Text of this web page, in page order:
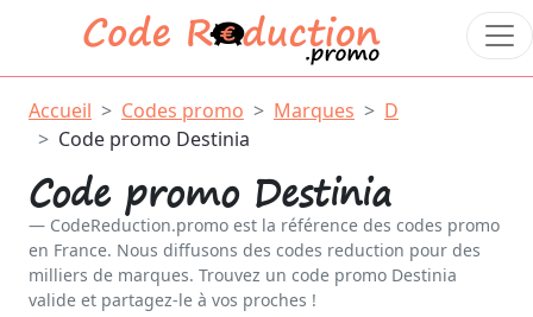
Accueil Codes promo Marques
D
Code promo Destinia
Code promo Destinia
CodeReduction.promo est la référence des codes promo
en France. Nous diffusons des codes reduction pour des
milliers de marques. Trouvez un code promo Destinia
valide et partagez-le à vos proches !